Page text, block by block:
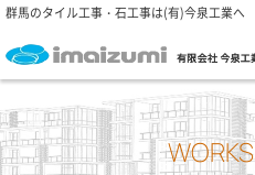
群馬のタイル工事・石工事は(有)今泉工業へ
WORKS